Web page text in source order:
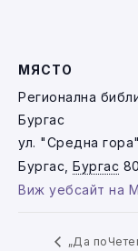
МЯСТО
Регионална
Бургас
ул. "Средна
Бургас Бургас
Виж уебсайт на
„Да